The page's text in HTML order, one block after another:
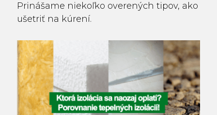
Prinášame niekoľko overených tipov, ako
ušetriť na kúrení.